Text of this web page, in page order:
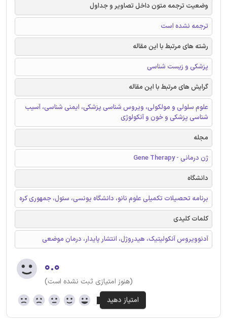
وضعیت ترجمه متون داخل تصاویر و جداول
ترجمه نشده است
رشته های مرتبط با این مقاله
پزشکی و زیست شناسی
گرایش های مرتبط با این مقاله
علوم سلولی و مولکولی، ویروس شناسی پزشکی، ایمنی شناسی، آسیب
شناسی پزشکی و خون و آنکولوژی
مجله
ژن درمانی - Gene Therapy
دانشگاه
برنامه تحصیلات تکمیلی علوم نانو، دانشگاه یونسی، سئول، جمهوری کره
کلمات کلیدی
آدنوویروس آنکولیتیک، هیدروژل، انتشار پایدار، درمان موضعی
۰.۰
(هنوز امتیازی ثبت نشده است)